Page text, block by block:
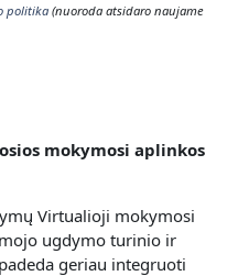
politika (nuoroda atsidaro naujame
mokymosi aplinkos
Virtualioji mokymosi
ugdymo turinio ir
geriau integruoti